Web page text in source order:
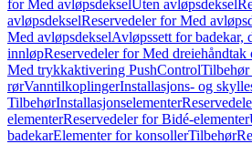
for Med avløpsdekselUten avløpsdeksel
avløpsdekselReservedeler for Med
Med avløpsdekselAvløpssett for badekar,
innløpReservedeler for Med dreiehåndtak
Med trykkaktivering PushControlTilbehør
rørVanntilkoplingerInstallasjons- og
TilbehørInstallasjonselementer
elementerReservedeler for Bidé-elementer
badekarElementer for konsollerTilbehør